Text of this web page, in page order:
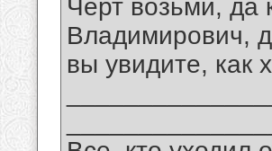
Черт возьми,
Владимирович,
вы увидите,